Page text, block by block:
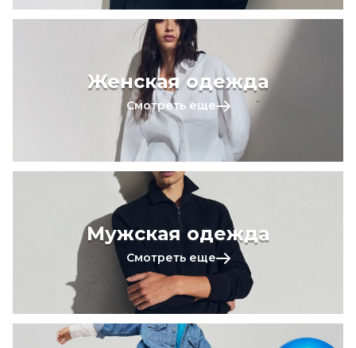
Женская одежда
Смотреть еще
Мужская одежда
Смотреть еще